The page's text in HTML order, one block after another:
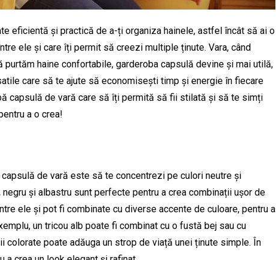
eficientă și practică de a-ți organiza hainele, astfel încât să ai o
ele și care îți permit să creezi multiple ținute. Vara, când
haine confortabile, garderoba capsulă devine și mai utilă,
care să te ajute să economisești timp și energie în fiecare
capsulă de vară care să îți permită să fii stilată și să te simți
a o crea!
de vară este să te concentrezi pe culori neutre și
și albastru sunt perfecte pentru a crea combinații ușor de
ele și pot fi combinate cu diverse accente de culoare, pentru a
un tricou alb poate fi combinat cu o fustă bej sau cu
colorate poate adăuga un strop de viață unei ținute simple. În